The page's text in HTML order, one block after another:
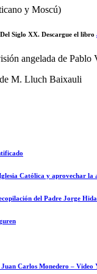
y Moscú)
Siglo XX. Descargue el libro
angelada de Pablo
M. Lluch Baixauli
Católica y aprovechar la
del Padre Jorge
Carlos Monedero – Video